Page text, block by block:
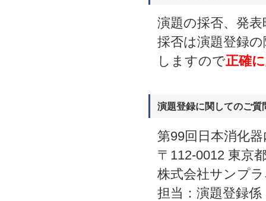
演題の採否、発
採否は演題登録
しますので正確
演題登録に関してのご質
第99回日本消化
〒112-0012 東京
株式会社サンプ
担当：演題登録係